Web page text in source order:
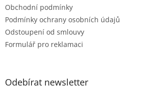
Obchodní podmínky
Podmínky ochrany osobních údajů
Odstoupení od smlouvy
Formulář pro reklamaci
Odebírat newsletter